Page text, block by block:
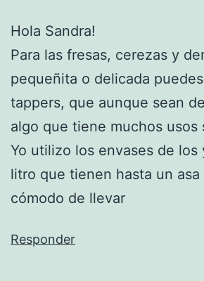
Hola Sandra!
Para las fresas, cerezas y
pequeñita o delicada
tappers, que aunque sean
algo que tiene muchos usos
Yo utilizo los envases de los
litro que tienen hasta un asa
cómodo de llevar
Responder